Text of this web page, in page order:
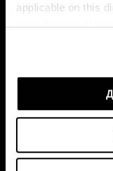
applicable on this
your choices. You
If you allow, we
Collect
Identify
Пазари
Технологија
Спорт